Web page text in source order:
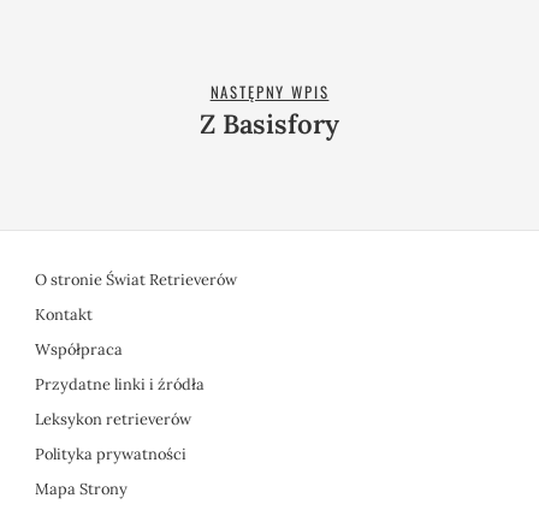
NASTĘPNY WPIS
Z Basisfory
O stronie Świat Retrieverów
Kontakt
Współpraca
Przydatne linki i źródła
Leksykon retrieverów
Polityka prywatności
Mapa Strony